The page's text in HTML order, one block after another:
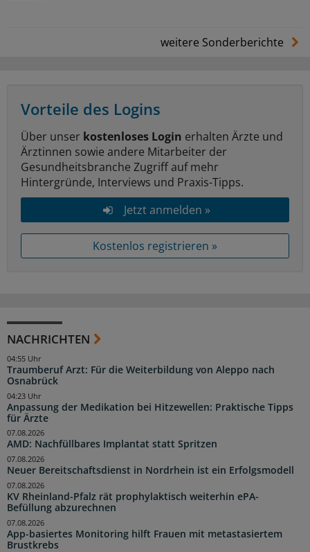
weitere Sonderberichte
Vorteile des Logins
Über unser kostenloses Login erhalten Ärzte und
Ärztinnen sowie andere Mitarbeiter der
Gesundheitsbranche Zugriff auf mehr
Hintergründe, Interviews und Praxis-Tipps.
Jetzt anmelden »
Kostenlos registrieren »
NACHRICHTEN
Traumberuf Arzt: Für die Weiterbildung von Aleppo nach
Osnabrück
04:55 Uhr
Anpassung der Medikation bei Hitzewellen: Praktische Tipps
für Ärzte
04:23 Uhr
AMD: Nachfüllbares Implantat statt Spritzen
07.08.2026
Neuer Bereitschaftsdienst in Nordrhein ist ein Erfolgsmodell
07.08.2026
KV Rheinland-Pfalz rät prophylaktisch weiterhin ePA-
Befüllung abzurechnen
07.08.2026
App-basiertes Monitoring hilft Frauen mit metastasiertem
Brustkrebs
07.08.2026